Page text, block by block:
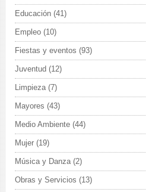
Educación (41)
Empleo (10)
Fiestas y eventos (93)
Juventud (12)
Limpieza(7)
Mayores (43)
Medio Ambiente (44)
Mujer (19)
Música y Danza(2)
Obras y Servicios (13)